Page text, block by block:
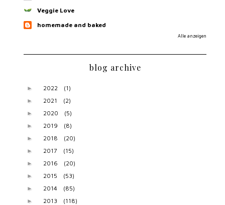
Veggie Love
homemade and baked
Alle anzeigen
blog archive
► 2022 (1)
► 2021 (2)
► 2020 (5)
► 2019 (8)
► 2018 (20)
► 2017 (15)
► 2016 (20)
► 2015 (53)
► 2014 (85)
► 2013 (118)